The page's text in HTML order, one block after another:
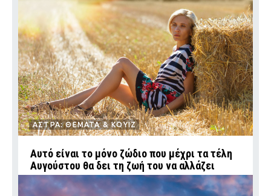
ΑΣΤΡΑ: ΘΕΜΑΤΑ & ΚΟΥΙΖ
Αυτό είναι το μόνο ζώδιο που μέχρι τα τέλη
Αυγούστου θα δει τη ζωή του να αλλάζει